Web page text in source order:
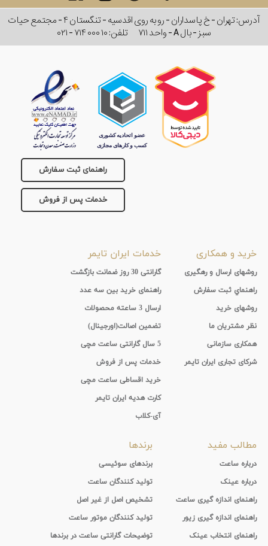
آدرس: تهران - خ پاسداران - رو به روی اقدسیه - تنگستان ۴ - مجتمع حیات
سبز - بال A - واحد ۷۱۱
تلفن:۰۲۱ - ۷۱۴ ۰۰۰ ۱۰
راهنمای ثبت سفارش
خدمات پس از فروش
خرید و همکاری
روشهای ارسال و رهگیری
راهنماي ثبت سفارش
روشهای خرید
نظر مشتریان ما
همکاری سازمانی
شرکای تجاری ایران تایمر
خدمات ایران تایمر
گارانتی 30 روز ضمانت بازگشت
راهنمای خرید بین سه عدد
ارسال 3 ساعته محصولات
تضمین اصالت(اورجینال)
5 سال گارانتی ساعت مچی
خدمات پس از فروش
خرید اقساطی ساعت مچی
کارت هدیه ایران تایمر
آی-کلاب
مطالب مفید
درباره ساعت
درباره عینک
راهنمای اندازه گیری ساعت
راهنمای اندازه گیری زیور
راهنمای انتخاب عینک
برندها
برندهای سوئیسی
تولید کنندگان ساعت
تشخیص اصل از غیر اصل
تولید کنندگان موتور ساعت
توضیحات گارانتی ساعت در برندها